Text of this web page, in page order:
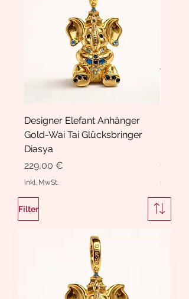
Designer Elefant Anhänger
Gold-Wai Tai Glücksbringer
Diasya
Preis
229,00 €
inkl. MwSt.
Preis
189,00
Filter